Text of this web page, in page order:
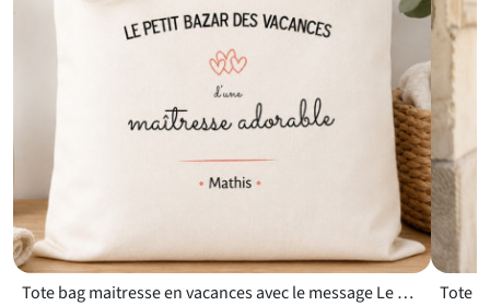
Tote bag maitresse en vacances avec le message Le petit bazar des vacances